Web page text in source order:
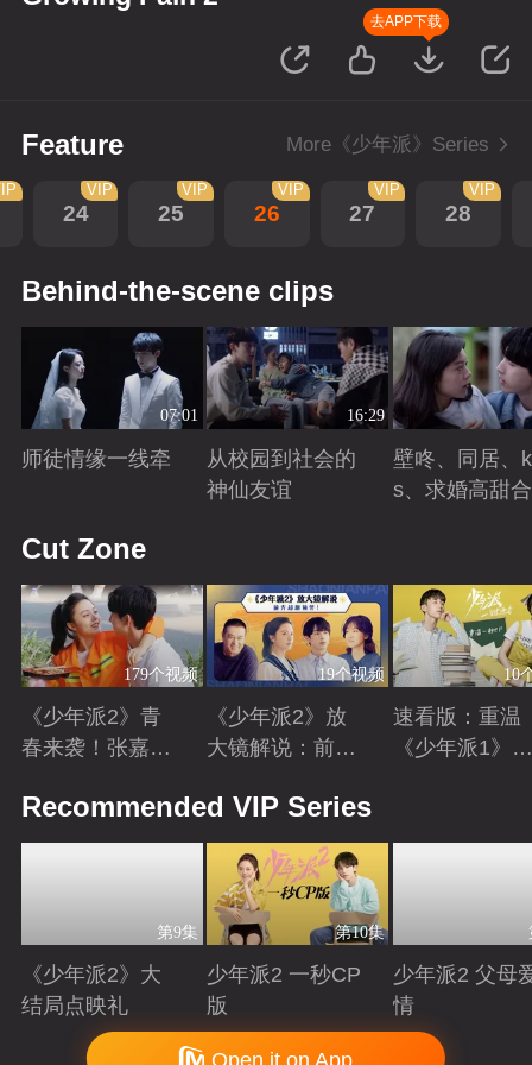
去APP下载
Feature More《少年派》Series
24
VIP
25
VIP
26
VIP
27
VIP
28
VIP
Behind-the-scene clips
07:01
师徒情缘一线牵
16:29
从校园到社会的
神仙友谊
壁咚、同居、
s、求婚高甜
Cut Zone
179个视频
《少年派2》青
春来袭！张嘉益
三年之约
19个视频
《少年派2》放
大镜解说：前方
麦&郭俊辰疯狂
撒糖
10
速看版：重温
《少年派1》
Recommended VIP Series
第9集
《少年派2》大
结局点映礼
Playing
第10集
少年派2 一秒CP
版
Playing
少年派2 父母
情
Playing
Copyright © 2006-2026 mgtv.com All Rights Reserved
Open it on App